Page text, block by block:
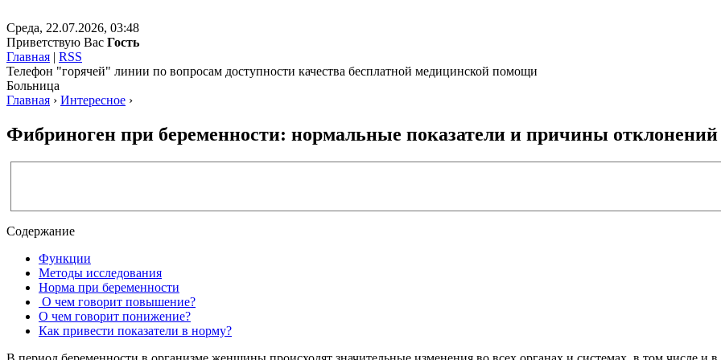
Среда, 22.07.2026, 03:48
Приветствую Вас Гость
Главная | RSS
Телефон "горячей" линии по вопросам доступности качества бесплатной медицинской помощи
Больница
Главная › Интересное ›
Фибриноген при беременности: нормальные показатели и причины отклонений
Содержание
Функции
Методы исследования
Норма при беременности
О чем говорит повышение?
О чем говорит понижение?
Как привести показатели в норму?